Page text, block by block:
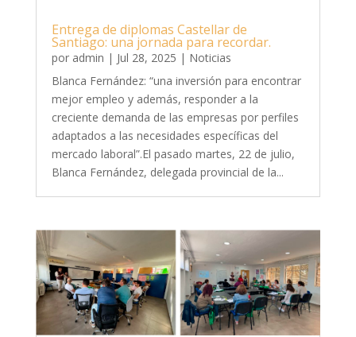
Entrega de diplomas Castellar de
Santiago: una jornada para recordar.
por admin | Jul 28, 2025 | Noticias
Blanca Fernández: “una inversión para encontrar
mejor empleo y además, responder a la
creciente demanda de las empresas por perfiles
adaptados a las necesidades específicas del
mercado laboral”.El pasado martes, 22 de julio,
Blanca Fernández, delegada provincial de la...